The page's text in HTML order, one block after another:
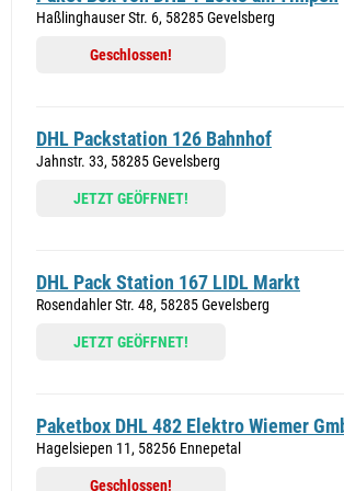
Haßlinghauser Str. 6, 58285 Gevelsberg
Geschlossen!
DHL Packstation 126 Bahnhof
Jahnstr. 33, 58285 Gevelsberg
JETZT GEÖFFNET!
DHL Pack Station 167 LIDL Markt
Rosendahler Str. 48, 58285 Gevelsberg
JETZT GEÖFFNET!
Paketbox DHL 482 Elektro Wiemer
Hagelsiepen 11, 58256 Ennepetal
Geschlossen!